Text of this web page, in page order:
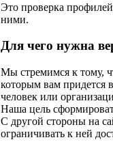
Это проверка
ними.
Для чего нужна
Мы стремимся к тому,
которым вам придется
человек или
Наша цель
С другой стороны на
ограничивать к ней